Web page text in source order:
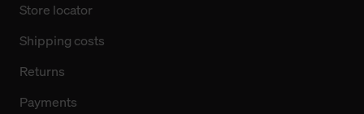
Store locator
Shipping costs
Returns
Payments